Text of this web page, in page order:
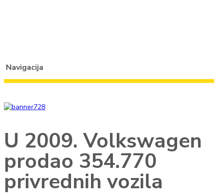
Navigacija
U 2009. Volkswagen
prodao 354.770
privrednih vozila